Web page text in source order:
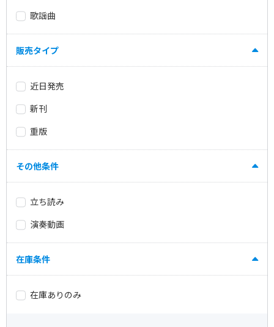
歌謡曲
販売タイプ
近日発売
新刊
重版
その他条件
立ち読み
演奏動画
在庫条件
在庫ありのみ